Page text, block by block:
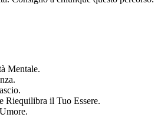
Mentale.
Riequilibra il Tuo Essere.